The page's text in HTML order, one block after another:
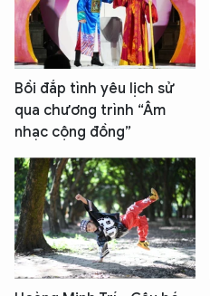
Bồi đắp tình yêu lịch sử
qua chương trình “Âm
nhạc cộng đồng”